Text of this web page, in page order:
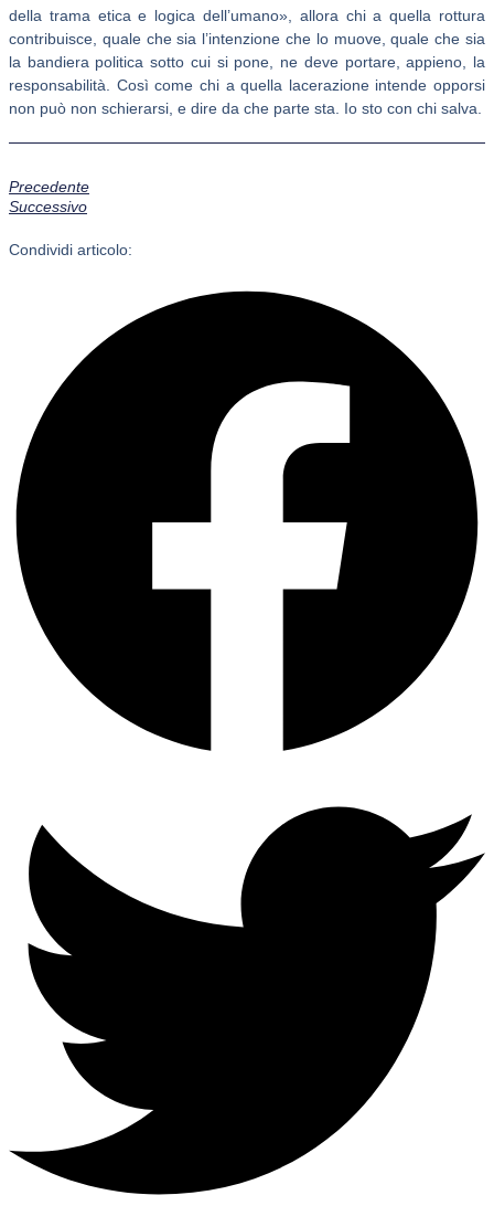
della trama etica e logica dell’umano», allora chi a quella rottura
contribuisce, quale che sia l’intenzione che lo muove, quale che sia
la bandiera politica sotto cui si pone, ne deve portare, appieno, la
responsabilità. Così come chi a quella lacerazione intende opporsi
non può non schierarsi, e dire da che parte sta. Io sto con chi salva.
Precedente
Successivo
Condividi articolo: